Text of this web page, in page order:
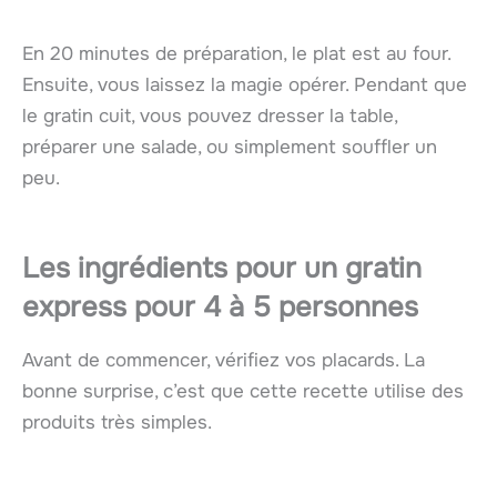
En 20 minutes de préparation, le plat est au four.
Ensuite, vous laissez la magie opérer. Pendant que
le gratin cuit, vous pouvez dresser la table,
préparer une salade, ou simplement souffler un
peu.
Les ingrédients pour un gratin
express pour 4 à 5 personnes
Avant de commencer, vérifiez vos placards. La
bonne surprise, c’est que cette recette utilise des
produits très simples.